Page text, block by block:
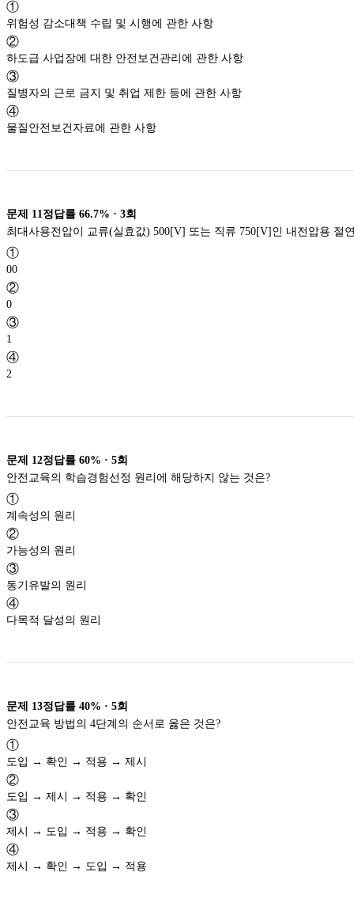
①
위험성 감소대책 수립 및 시행에 관한 사항
②
하도급 사업장에 대한 안전보건관리에 관한 사항
③
질병자의 근로 금지 및 취업 제한 등에 관한 사항
④
물질안전보건자료에 관한 사항
문제 11 정답률 66.7% · 3회
최대사용전압이 교류(실효값) 500[V] 또는 직류 750[V]인 내전압용 절
①
00
②
0
③
1
④
2
문제 12정답률 60% · 5회
안전교육의 학습경험선정 원리에 해당하지 않는 것은?
①
계속성의 원리
②
가능성의 원리
③
동기유발의 원리
④
다목적 달성의 원리
문제 13정답률 40% · 5회
안전교육 방법의 4단계의 순서로 옳은 것은?
①
도입 → 확인 → 적용 → 제시
②
도입 → 제시 → 적용 → 확인
③
제시 → 도입 → 적용 → 확인
④
제시 → 확인 → 도입 → 적용